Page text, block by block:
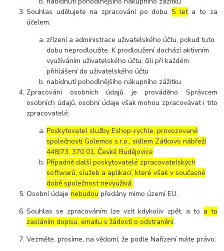
Souhlas udělujete na zpracování po dobu 5 leta to za
účelem:
zřízení a administrace uživatelského účtu, pokud tuto
dobu neprodloužíte. K prodloužení dochází aktivním
využíváním uživatelského účtu, čili při každém
přihlášení do uživatelského účtu
nabídnutí pohodlnějšího nákupního zážitku
Zpracování osobních údajů je prováděno Správcem
osobních údajů, osobní údaje však mohou zpracovávat i tito
zpracovatelé:
Poskytovatel služby Eshop-rychle, provozované
společností Golemos s.r.o., sídlem Zátkovo nábřeží
448/73, 370 01, České Budějovice
Případně další poskytovatelé zpracovatelských
softwarů, služeb a aplikací, které však v současné
době společnost nevyužívá.
Osobní údajenebudou předány mimo území EU.
Souhlas se zpracováním lze vzít kdykoliv zpět, a to a to
zasláním dopisu, emailu s žádostí o odstranění.
Vezměte, prosíme, na vědomí, že podle Nařízení máte právo: